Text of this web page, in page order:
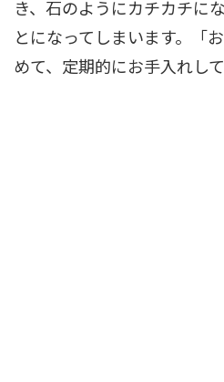
き、石のようにカチカチに
とになってしまいます。「
めて、定期的にお手入れし